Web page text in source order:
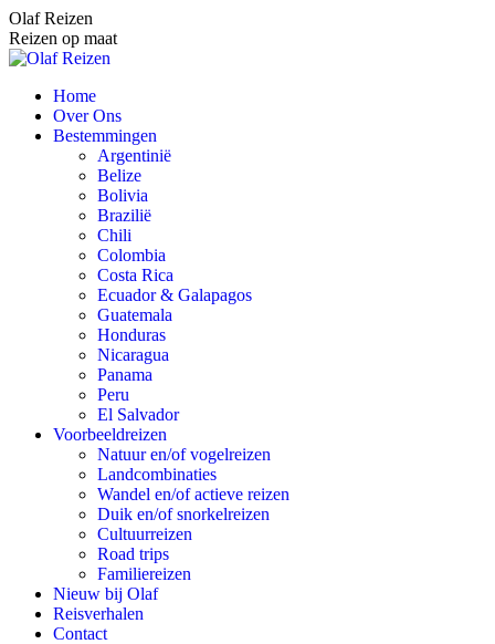
Spring
naar
content
Olaf Reizen
Reizen op maat
Home
Over Ons
Bestemmingen
Argentinië
Belize
Bolivia
Brazilië
Chili
Colombia
Costa Rica
Ecuador & Galapagos
Guatemala
Honduras
Nicaragua
Panama
Peru
El Salvador
Voorbeeldreizen
Natuur en/of vogelreizen
Landcombinaties
Wandel en/of actieve reizen
Duik en/of snorkelreizen
Cultuurreizen
Road trips
Familiereizen
Nieuw bij Olaf
Reisverhalen
Contact